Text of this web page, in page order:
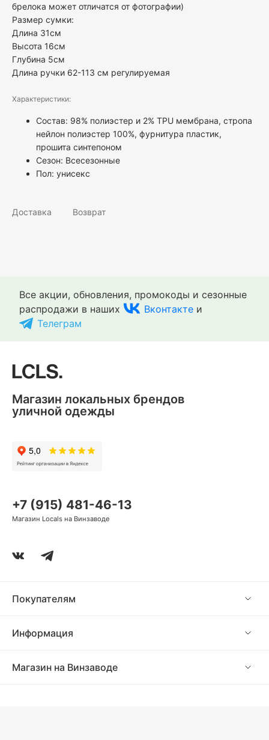
брелока может отличатся от фотографии)
Размер сумки:
Длина 31см
Высота 16см
Глубина 5см
Длина ручки 62-113 см регулируемая
Характеристики:
Состав: 98% полиэстер и 2% TPU мембрана, стропа
нейлон полиэстер 100%, фурнитура пластик,
прошита синтепоном
Сезон: Всесезонные
Пол: унисекс
Доставка Возврат
Все акции, обновления, промокоды и сезонные
распродажи в наших
Вконтакте и
Телеграм
Покупателям
Информация
Магазин на Винзаводе
+7 (915) 481-46-13
Магазин Locals на Винзаводе
Магазин локальных брендов
уличной одежды